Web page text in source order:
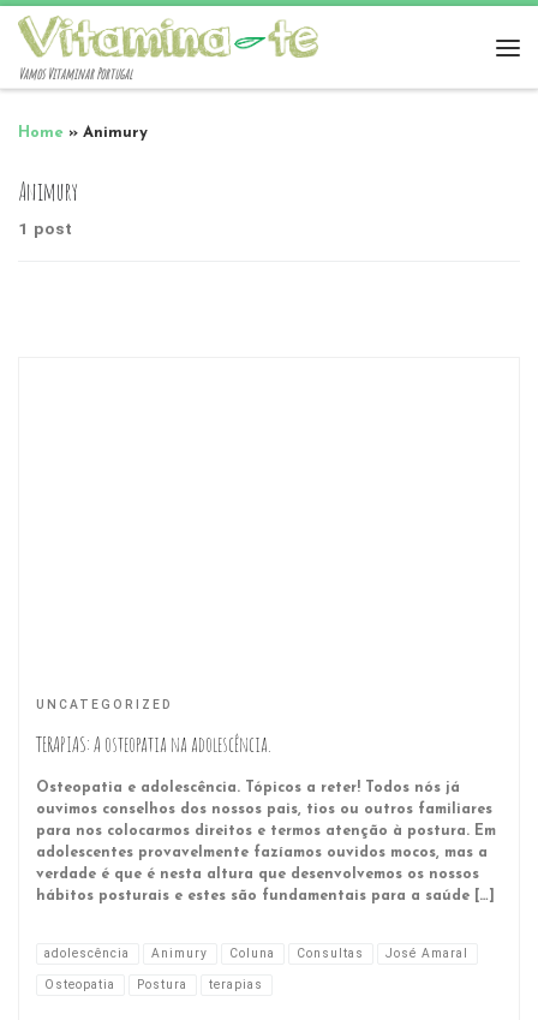
Vamos Vitaminar Portugal
Home » Animury
Animury
1 post
UNCATEGORIZED
TERAPIAS: A osteopatia na adolescência.
Osteopatia e adolescência. Tópicos a reter! Todos nós já
ouvimos conselhos dos nossos pais, tios ou outros familiares
para nos colocarmos direitos e termos atenção à postura. Em
adolescentes provavelmente fazíamos ouvidos mocos, mas a
verdade é que é nesta altura que desenvolvemos os nossos
hábitos posturais e estes são fundamentais para a saúde […]
adolescência Animury Coluna Consultas
José Amaral
Osteopatia
Postura terapias